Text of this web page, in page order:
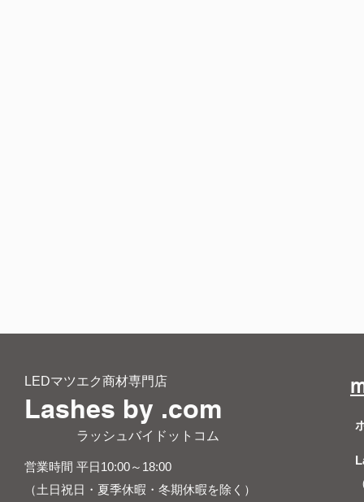
LEDマツエク商材専門店
Lashes by .com
​ ラッシュバイドットコム
営業時間 平日10:00～18:00
（土日祝日・夏季休暇・冬期休暇を除く）